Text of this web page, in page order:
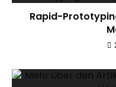
Rapid-